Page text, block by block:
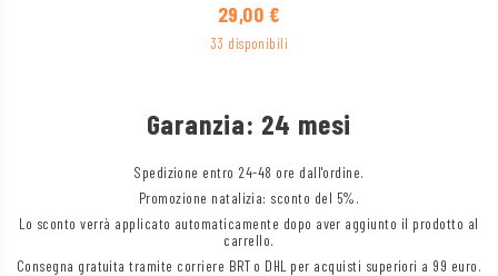
29,00 €
33 disponibili
Garanzia: 24 mesi
Spedizione entro 24-48 ore dall'ordine.
Promozione natalizia: sconto del 5%.
Lo sconto verrà applicato automaticamente dopo aver aggiunto il prodotto al
carrello.
Consegna gratuita tramite corriere BRT o DHL per acquisti superiori a 99 euro.